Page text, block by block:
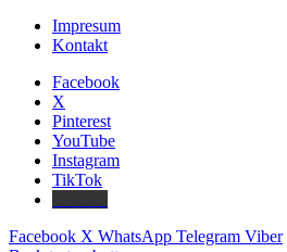
Impresum
Kontakt
Facebook
X
Pinterest
YouTube
Instagram
TikTok
Facebook X WhatsApp Telegram Viber